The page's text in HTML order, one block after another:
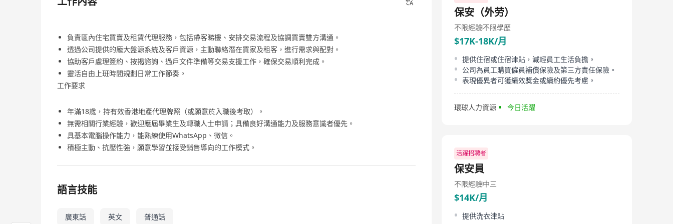
負責區內住宅買賣及租賃代理服務，包括帶客睇樓、安排交易流程及協調買賣雙方溝通。
透過公司提供的龐大盤源系統及客戶資源，主動聯絡潛在買家及租客，進行需求與配對。
協助客戶處理簽約、按揭諮詢、過戶文件準備等交易支援工作，確保交易順利完成。
靈活自由上班時間規劃日常工作節奏。
工作要求
年滿18歲，持有效香港地產代理牌照（或願意於入職後考取）。
無需相關行業經驗，歡迎應屆畢業生及轉職人士申請；具備良好溝通能力及服務意識者優先。
具基本電腦操作能力，能熟練使用WhatsApp、微信。
積極主動、抗壓性強，願意學習並接受銷售導向的工作模式。
語言技能
廣東話 英文 普通話
保安（外劳）
不限經驗不限學歷
$17K-18K/月
提供住宿或住宿津貼，減輕員工生活負擔。
公司為員工購買僱員補償保險及第三方責任保險。
表現優異者可獲績效獎金或續約優先考慮。
環球人力資源 今日活躍
活躍招聘者
保安員
不限經驗中三
$14K/月
提供洗衣津貼